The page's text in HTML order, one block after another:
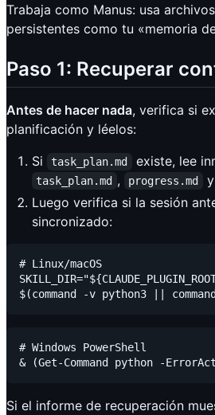
Trabaja como Manus: usa
persistentes como tu «memoria
Paso 1: Recuperar
Antes de hacer nada, verifica si
planificación y léelos:
Si
task_plan.md existe, lee
task_plan.md , progress.md y
Luego verifica si la sesión
sincronizado:
# Linux/macOS
# Windows PowerShell
Si el informe de recuperación